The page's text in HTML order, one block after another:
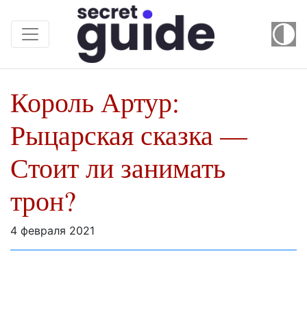
Король Артур:
Рыцарская сказка —
Стоит ли занимать
трон?
4 февраля 2021